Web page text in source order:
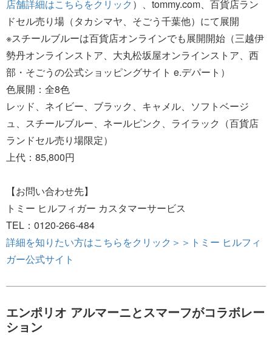
店舗詳細はこちらをクリック ）、tommy.com、百貨店ラン
ドセル売り場（タカシマヤ、そごう千葉他）にて展開
※スチールブルーは百貨店オンラインでも展開開始（三越伊
勢丹オンラインストア、大丸松坂屋オンラインストア、西
部・そごうの公式ショッピングサイト e.デパート）
色展開：全8色
レッド、ネイビー、ブラック、キャメル、ソフトベージ
ュ、スチールブルー、ネールピンク、ライラック（百貨店
ランドセル売り場限定）
上代：85,800円
【お問い合わせ先】
トミー ヒルフィガー カスタマーサービス
TEL：0120-266-484
詳細を知りたい方はこちらをクリック＞＞トミー ヒルフィ
ガー公式サイト
エンポリオ アルマーニとスマーフがコラボレー
ション